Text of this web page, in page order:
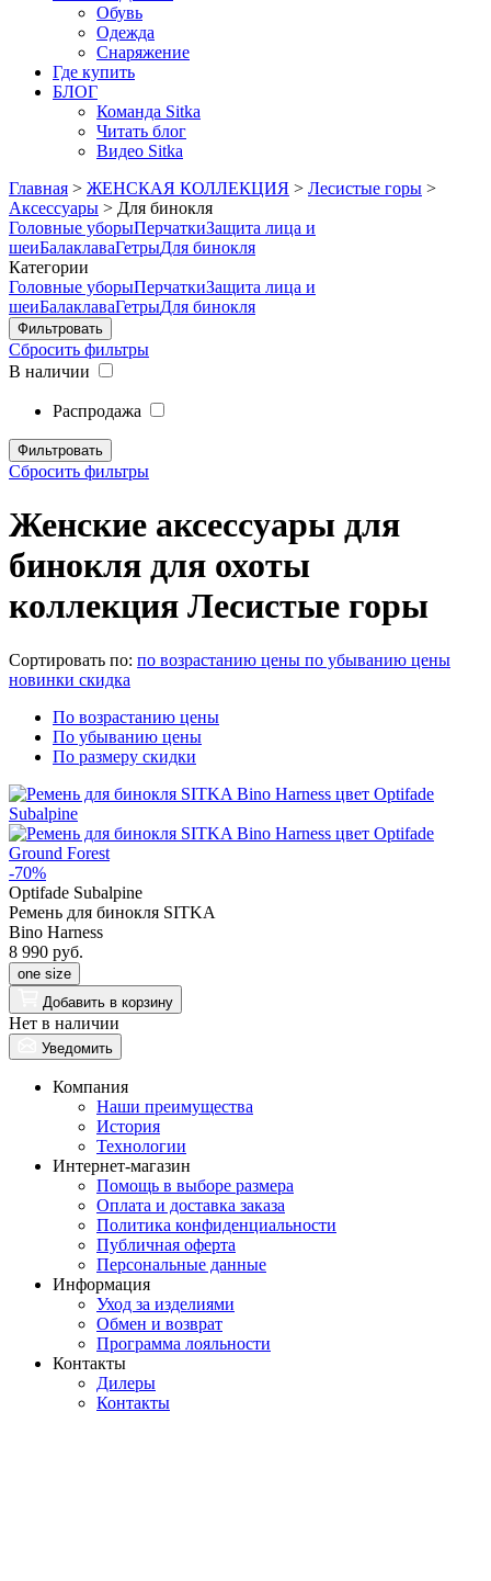
Обувь
Одежда
Снаряжение
Где купить
БЛОГ
Команда Sitka
Читать блог
Видео Sitka
Главная > ЖЕНСКАЯ КОЛЛЕКЦИЯ > Лесистые горы >
Аксессуары > Для бинокля
Головные уборыПерчаткиЗащита лица и
шеиБалаклаваГетрыДля бинокля
Категории
Головные уборыПерчаткиЗащита лица и
шеиБалаклаваГетрыДля бинокля
Сбросить фильтры
В наличии
Распродажа
Сбросить фильтры
Женские аксессуары для
бинокля для охоты
коллекция Лесистые горы
Сортировать по: по возрастанию цены по убыванию цены
новинки скидка
По возрастанию цены
По убыванию цены
По размеру скидки
-70%
Optifade Subalpine
Ремень для бинокля SITKA
Bino Harness
8 990 руб.
one size
Добавить в корзину
Нет в наличии
Уведомить
Компания
Наши преимущества
История
Технологии
Интернет-магазин
Помощь в выборе размера
Оплата и доставка заказа
Политика конфиденциальности
Публичная оферта
Персональные данные
Информация
Уход за изделиями
Обмен и возврат
Программа лояльности
Контакты
Дилеры
Контакты